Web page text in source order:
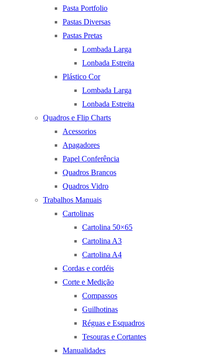
Pasta Portfolio
Pastas Diversas
Pastas Pretas
Lombada Larga
Lonbada Estreita
Plástico Cor
Lombada Larga
Lonbada Estreita
Quadros e Flip Charts
Acessorios
Apagadores
Papel Conferência
Quadros Brancos
Quadros Vidro
Trabalhos Manuais
Cartolinas
Cartolina 50×65
Cartolina A3
Cartolina A4
Cordas e cordéis
Corte e Medição
Compassos
Guilhotinas
Réguas e Esquadros
Tesouras e Cortantes
Manualidades